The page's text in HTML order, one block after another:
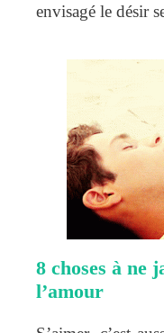
envisagé le désir
8 choses à ne
l’amour